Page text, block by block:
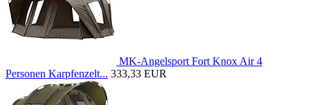
MK-Angelsport Fort Knox Air 4
Personen Karpfenzelt... 333,33 EUR